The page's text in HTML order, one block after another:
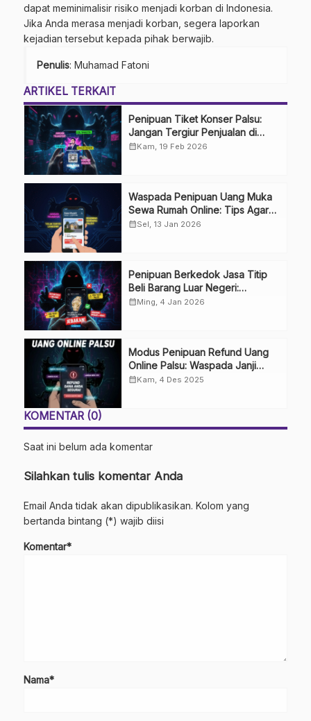
dapat meminimalisir risiko menjadi korban di Indonesia.
Jika Anda merasa menjadi korban, segera laporkan
kejadian tersebut kepada pihak berwajib.
Penulis: Muhamad Fatoni
ARTIKEL TERKAIT
Penipuan Tiket Konser Palsu:
Jangan Tergiur Penjualan di
Media Sosial
calendar_monthKam, 19 Feb 2026
Waspada Penipuan Uang Muka
Sewa Rumah Online: Tips Agar
Tidak Terkecoh
calendar_monthSel, 13 Jan 2026
Penipuan Berkedok Jasa Titip
Beli Barang Luar Negeri:
Waspada Impian Belanja Impor
calendar_monthMing, 4 Jan 2026
Modus Penipuan Refund Uang
Online Palsu: Waspada Janji
Uang Kembali
calendar_monthKam, 4 Des 2025
KOMENTAR (0)
Saat ini belum ada komentar
Silahkan tulis komentar Anda
Email Anda tidak akan dipublikasikan. Kolom yang
bertanda bintang (*) wajib diisi
Komentar*
Nama*